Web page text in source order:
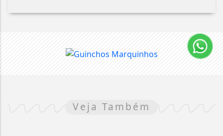
Veja Também